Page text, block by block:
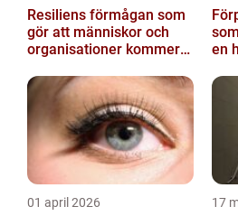
Resiliens förmågan som
gör att människor och
organisationer kommer
en
01 april 2026 17